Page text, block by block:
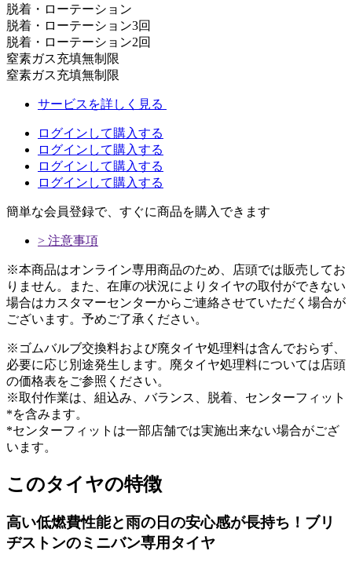
脱着・ローテーション
脱着・ローテーション3回
脱着・ローテーション2回
窒素ガス充填無制限
窒素ガス充填無制限
サービスを詳しく見る
ログインして購入する
ログインして購入する
ログインして購入する
ログインして購入する
簡単な会員登録で、すぐに商品を購入できます
> 注意事項
※本商品はオンライン専用商品のため、店頭では販売してお
りません。また、在庫の状況によりタイヤの取付ができない
場合はカスタマーセンターからご連絡させていただく場合が
ございます。予めご了承ください。
※ゴムバルブ交換料および廃タイヤ処理料は含んでおらず、
必要に応じ別途発生します。廃タイヤ処理料については店頭
の価格表をご参照ください。
※取付作業は、組込み、バランス、脱着、センターフィット
*を含みます。
*センターフィットは一部店舗では実施出来ない場合がござ
います。
このタイヤの特徴
高い低燃費性能と雨の日の安心感が長持ち！ ブリ
ヂストンのミニバン専用タイヤ